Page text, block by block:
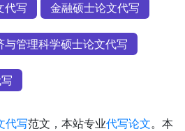
代写 金融硕士论文代写
与管理科学硕士论文代写
代写范文，本站专业代写论文。本